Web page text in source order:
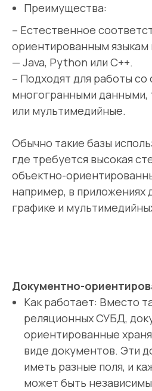
Преимущества:
– Естественное
ориентированным
— Java, Python или C++.
– Подходят для работы
многогранными данными,
или мультимедийные.
Обычно такие базы
где требуется высокая
объектно-
например, в приложениях
графике и
Документно-
Как работает: Вместо
реляционных СУБД,
ориентированные
виде документов. Эти
иметь разные поля, и
может быть